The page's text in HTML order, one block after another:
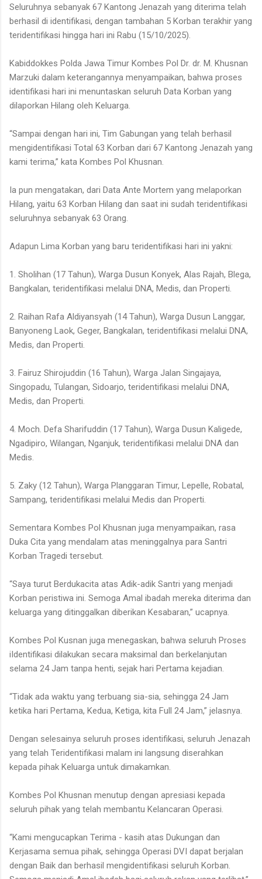
Seluruhnya sebanyak 67 Kantong Jenazah yang diterima telah
berhasil di identifikasi, dengan tambahan 5 Korban terakhir yang
teridentifikasi hingga hari ini Rabu (15/10/2025).
Kabiddokkes Polda Jawa Timur Kombes Pol Dr. dr. M. Khusnan
Marzuki dalam keterangannya menyampaikan, bahwa proses
identifikasi hari ini menuntaskan seluruh Data Korban yang
dilaporkan Hilang oleh Keluarga.
“Sampai dengan hari ini, Tim Gabungan yang telah berhasil
mengidentifikasi Total 63 Korban dari 67 Kantong Jenazah yang
kami terima,” kata Kombes Pol Khusnan.
Ia pun mengatakan, dari Data Ante Mortem yang melaporkan
Hilang, yaitu 63 Korban Hilang dan saat ini sudah teridentifikasi
seluruhnya sebanyak 63 Orang.
Adapun Lima Korban yang baru teridentifikasi hari ini yakni:
1. Sholihan (17 Tahun), Warga Dusun Konyek, Alas Rajah, Blega,
Bangkalan, teridentifikasi melalui DNA, Medis, dan Properti.
2. Raihan Rafa Aldiyansyah (14 Tahun), Warga Dusun Langgar,
Banyoneng Laok, Geger, Bangkalan, teridentifikasi melalui DNA,
Medis, dan Properti.
3. Fairuz Shirojuddin (16 Tahun), Warga Jalan Singajaya,
Singopadu, Tulangan, Sidoarjo, teridentifikasi melalui DNA,
Medis, dan Properti.
4. Moch. Defa Sharifuddin (17 Tahun), Warga Dusun Kaligede,
Ngadipiro, Wilangan, Nganjuk, teridentifikasi melalui DNA dan
Medis.
5. Zaky (12 Tahun), Warga Planggaran Timur, Lepelle, Robatal,
Sampang, teridentifikasi melalui Medis dan Properti.
Sementara Kombes Pol Khusnan juga menyampaikan, rasa
Duka Cita yang mendalam atas meninggalnya para Santri
Korban Tragedi tersebut.
“Saya turut Berdukacita atas Adik-adik Santri yang menjadi
Korban peristiwa ini. Semoga Amal ibadah mereka diterima dan
keluarga yang ditinggalkan diberikan Kesabaran,” ucapnya.
Kombes Pol Kusnan juga menegaskan, bahwa seluruh Proses
iIdentifikasi dilakukan secara maksimal dan berkelanjutan
selama 24 Jam tanpa henti, sejak hari Pertama kejadian.
“Tidak ada waktu yang terbuang sia-sia, sehingga 24 Jam
ketika hari Pertama, Kedua, Ketiga, kita Full 24 Jam,” jelasnya.
Dengan selesainya seluruh proses identifikasi, seluruh Jenazah
yang telah Teridentifikasi malam ini langsung diserahkan
kepada pihak Keluarga untuk dimakamkan.
Kombes Pol Khusnan menutup dengan apresiasi kepada
seluruh pihak yang telah membantu Kelancaran Operasi.
“Kami mengucapkan Terima - kasih atas Dukungan dan
Kerjasama semua pihak, sehingga Operasi DVI dapat berjalan
dengan Baik dan berhasil mengidentifikasi seluruh Korban.